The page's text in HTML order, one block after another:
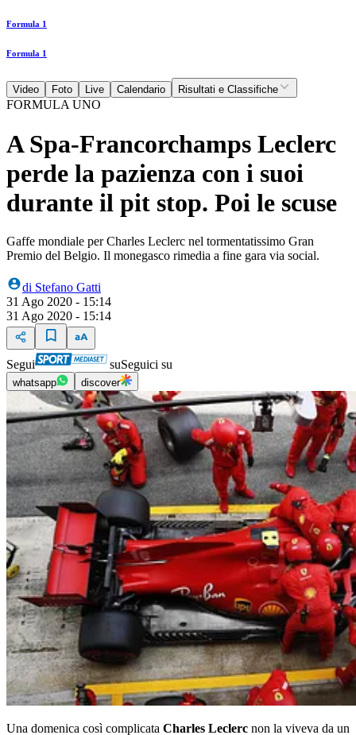
Formula 1
Formula 1
Video Foto Live Calendario Risultati e Classifiche
FORMULA UNO
A Spa-Francorchamps Leclerc
perde la pazienza con i suoi
durante il pit stop. Poi le scuse
Gaffe mondiale per Charles Leclerc nel tormentatissimo Gran
Premio del Belgio. Il monegasco rimedia a fine gara via social.
di Stefano Gatti
31 Ago 2020 - 15:14
31 Ago 2020 - 15:14
Segui suSeguici su
whatsapp discover
Una domenica così complicata Charles Leclerc non la viveva da un